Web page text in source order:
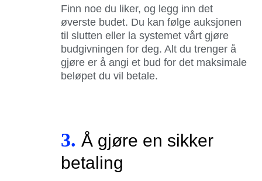
Finn noe du liker, og legg inn det
øverste budet. Du kan følge auksjonen
til slutten eller la systemet vårt gjøre
budgivningen for deg. Alt du trenger å
gjøre er å angi et bud for det maksimale
beløpet du vil betale.
3. Å gjøre en sikker
betaling